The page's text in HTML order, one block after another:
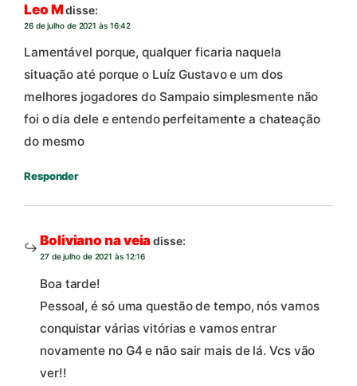
Leo M disse:
26 de julho de 2021 às 16:42
Lamentável porque, qualquer ficaria naquela
situação até porque o Luíz Gustavo e um dos
melhores jogadores do Sampaio simplesmente não
foi o dia dele e entendo perfeitamente a chateação
do mesmo
Responder
Boliviano na veiadisse:
27 de julho de 2021 às 12:16
Boa tarde!
Pessoal, é só uma questão de tempo, nós vamos
conquistar várias vitórias e vamos entrar
novamente no G4 e não sair mais de lá. Vcs vão
ver!!